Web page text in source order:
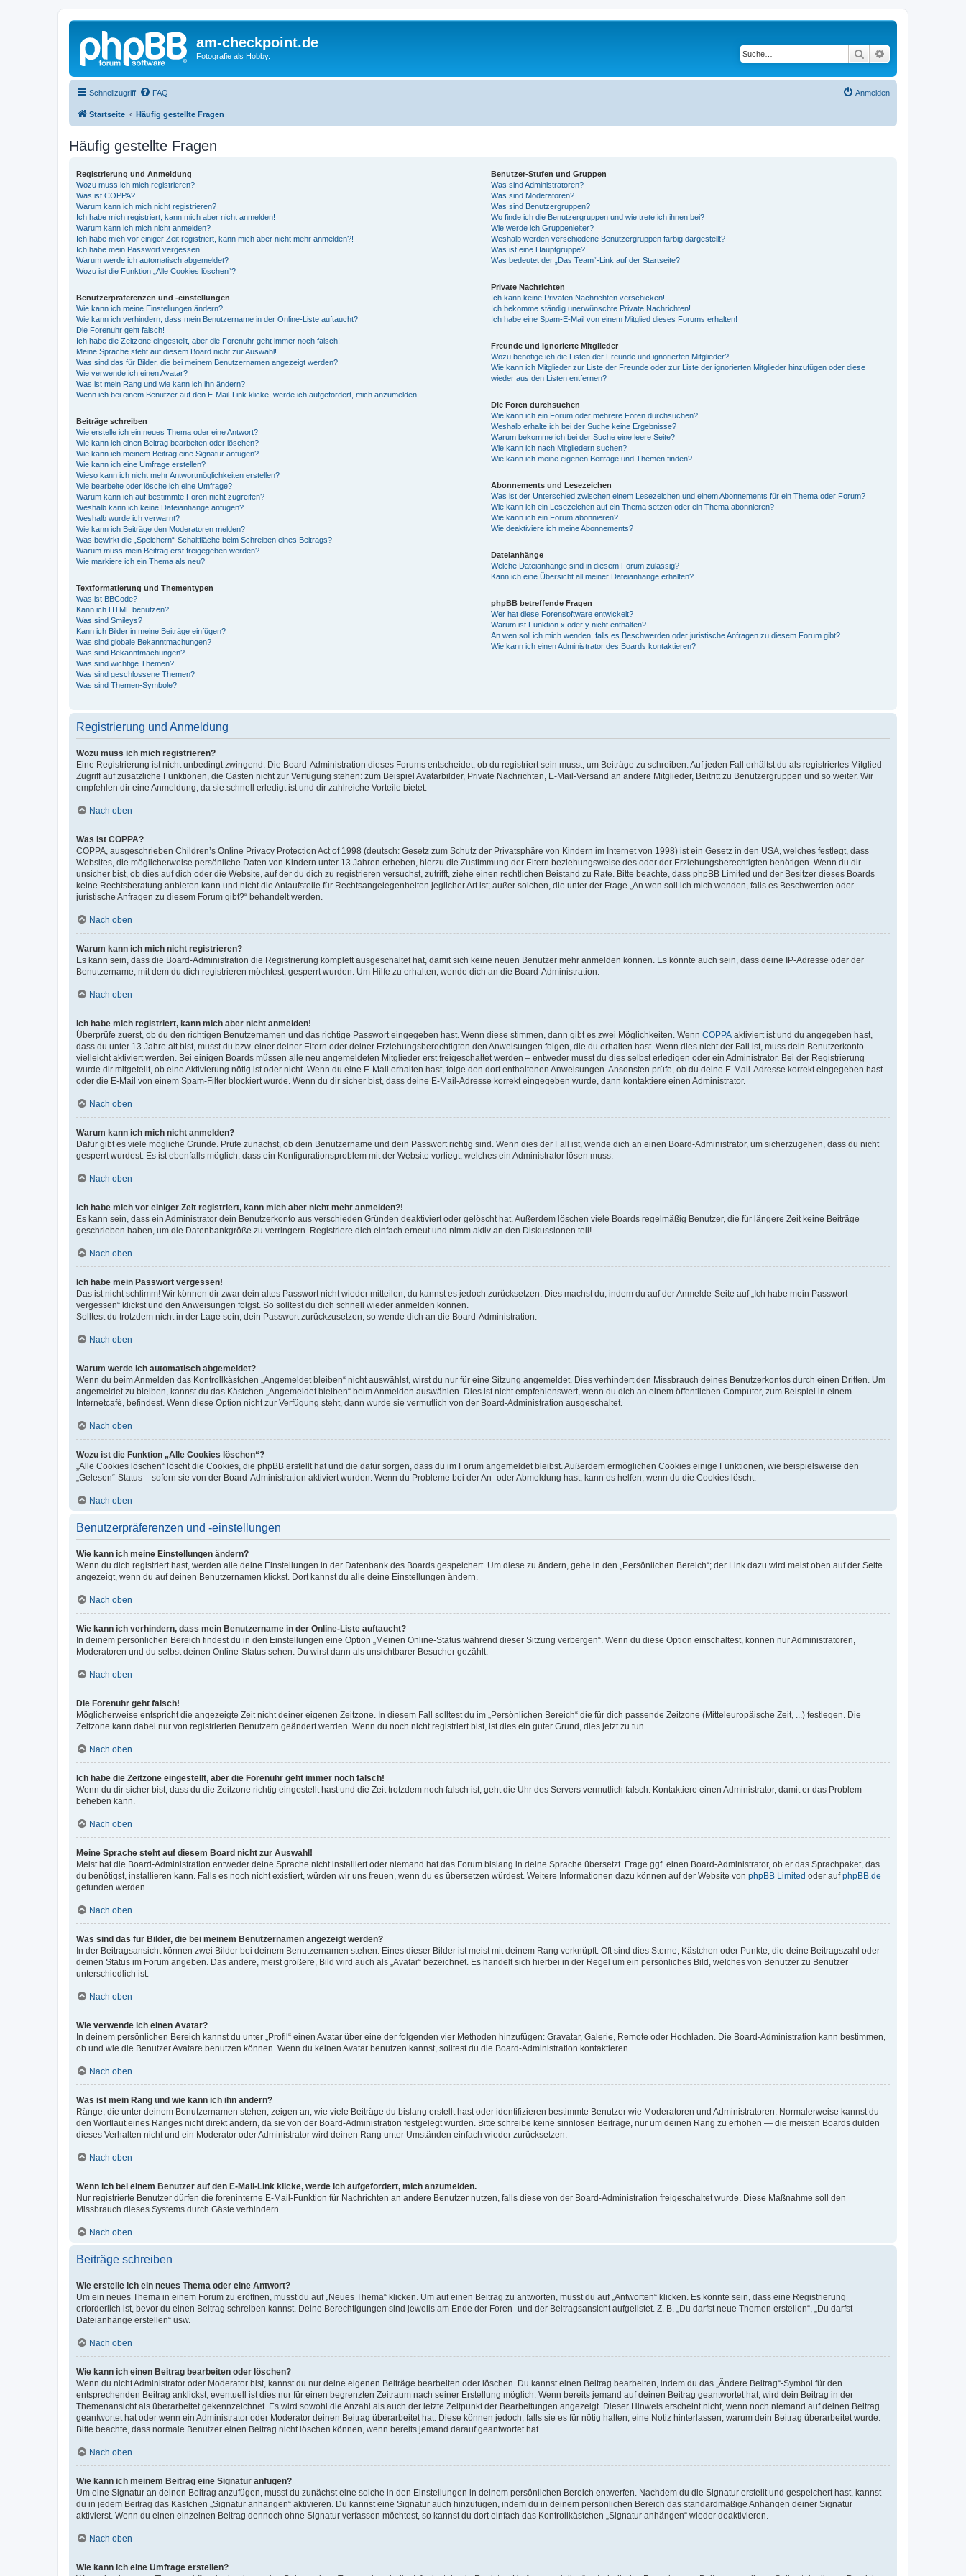
am-checkpoint.de
Fotografie als Hobby. Suche
Schnellzugriff FAQ Anmelden
Startseite Häufig gestellte Fragen
Häufig gestellte Fragen
Registrierung und Anmeldung
Wozu muss ich mich registrieren?
Was ist COPPA?
Warum kann ich mich nicht registrieren?
Ich habe mich registriert, kann mich aber nicht anmelden!
Warum kann ich mich nicht anmelden?
Ich habe mich vor einiger Zeit registriert, kann mich aber nicht mehr anmelden?!
Ich habe mein Passwort vergessen!
Warum werde ich automatisch abgemeldet?
Wozu ist die Funktion „Alle Cookies löschen“?
Benutzerpräferenzen und -einstellungen
Wie kann ich meine Einstellungen ändern?
Wie kann ich verhindern, dass mein Benutzername in der Online-Liste auftaucht?
Die Forenuhr geht falsch!
Ich habe die Zeitzone eingestellt, aber die Forenuhr geht immer noch falsch!
Meine Sprache steht auf diesem Board nicht zur Auswahl!
Was sind das für Bilder, die bei meinem Benutzernamen angezeigt werden?
Wie verwende ich einen Avatar?
Was ist mein Rang und wie kann ich ihn ändern?
Wenn ich bei einem Benutzer auf den E-Mail-Link klicke, werde ich aufgefordert, mich anzumelden.
Beiträge schreiben
Wie erstelle ich ein neues Thema oder eine Antwort?
Wie kann ich einen Beitrag bearbeiten oder löschen?
Wie kann ich meinem Beitrag eine Signatur anfügen?
Wie kann ich eine Umfrage erstellen?
Wieso kann ich nicht mehr Antwortmöglichkeiten erstellen?
Wie bearbeite oder lösche ich eine Umfrage?
Warum kann ich auf bestimmte Foren nicht zugreifen?
Weshalb kann ich keine Dateianhänge anfügen?
Weshalb wurde ich verwarnt?
Wie kann ich Beiträge den Moderatoren melden?
Was bewirkt die „Speichern“-Schaltfläche beim Schreiben eines Beitrags?
Warum muss mein Beitrag erst freigegeben werden?
Wie markiere ich ein Thema als neu?
Textformatierung und Thementypen
Was ist BBCode?
Kann ich HTML benutzen?
Was sind Smileys?
Kann ich Bilder in meine Beiträge einfügen?
Was sind globale Bekanntmachungen?
Was sind Bekanntmachungen?
Was sind wichtige Themen?
Was sind geschlossene Themen?
Was sind Themen-Symbole?
Benutzer-Stufen und Gruppen
Was sind Administratoren?
Was sind Moderatoren?
Was sind Benutzergruppen?
Wo finde ich die Benutzergruppen und wie trete ich ihnen bei?
Wie werde ich Gruppenleiter?
Weshalb werden verschiedene Benutzergruppen farbig dargestellt?
Was ist eine Hauptgruppe?
Was bedeutet der „Das Team“-Link auf der Startseite?
Private Nachrichten
Ich kann keine Privaten Nachrichten verschicken!
Ich bekomme ständig unerwünschte Private Nachrichten!
Ich habe eine Spam-E-Mail von einem Mitglied dieses Forums erhalten!
Freunde und ignorierte Mitglieder
Wozu benötige ich die Listen der Freunde und ignorierten Mitglieder?
Wie kann ich Mitglieder zur Liste der Freunde oder zur Liste der ignorierten Mitglieder hinzufügen oder diese
wieder aus den Listen entfernen?
Die Foren durchsuchen
Wie kann ich ein Forum oder mehrere Foren durchsuchen?
Weshalb erhalte ich bei der Suche keine Ergebnisse?
Warum bekomme ich bei der Suche eine leere Seite?
Wie kann ich nach Mitgliedern suchen?
Wie kann ich meine eigenen Beiträge und Themen finden?
Abonnements und Lesezeichen
Was ist der Unterschied zwischen einem Lesezeichen und einem Abonnements für ein Thema oder Forum?
Wie kann ich ein Lesezeichen auf ein Thema setzen oder ein Thema abonnieren?
Wie kann ich ein Forum abonnieren?
Wie deaktiviere ich meine Abonnements?
Dateianhänge
Welche Dateianhänge sind in diesem Forum zulässig?
Kann ich eine Übersicht all meiner Dateianhänge erhalten?
phpBB betreffende Fragen
Wer hat diese Forensoftware entwickelt?
Warum ist Funktion x oder y nicht enthalten?
An wen soll ich mich wenden, falls es Beschwerden oder juristische Anfragen zu diesem Forum gibt?
Wie kann ich einen Administrator des Boards kontaktieren?
Registrierung und Anmeldung
Wozu muss ich mich registrieren?
Eine Registrierung ist nicht unbedingt zwingend. Die Board-Administration dieses Forums entscheidet, ob du registriert sein musst, um Beiträge zu schreiben. Auf jeden Fall erhältst du als registriertes Mitglied
Zugriff auf zusätzliche Funktionen, die Gästen nicht zur Verfügung stehen: zum Beispiel Avatarbilder, Private Nachrichten, E-Mail-Versand an andere Mitglieder, Beitritt zu Benutzergruppen und so weiter. Wir
empfehlen dir eine Anmeldung, da sie schnell erledigt ist und dir zahlreiche Vorteile bietet.
Nach oben
Was ist COPPA?
COPPA, ausgeschrieben Children’s Online Privacy Protection Act of 1998 (deutsch: Gesetz zum Schutz der Privatsphäre von Kindern im Internet von 1998) ist ein Gesetz in den USA, welches festlegt, dass
Websites, die möglicherweise persönliche Daten von Kindern unter 13 Jahren erheben, hierzu die Zustimmung der Eltern beziehungsweise des oder der Erziehungsberechtigten benötigen. Wenn du dir
unsicher bist, ob dies auf dich oder die Website, auf der du dich zu registrieren versuchst, zutrifft, ziehe einen rechtlichen Beistand zu Rate. Bitte beachte, dass phpBB Limited und der Besitzer dieses Boards
keine Rechtsberatung anbieten kann und nicht die Anlaufstelle für Rechtsangelegenheiten jeglicher Art ist; außer solchen, die unter der Frage „An wen soll ich mich wenden, falls es Beschwerden oder
juristische Anfragen zu diesem Forum gibt?“ behandelt werden.
Nach oben
Warum kann ich mich nicht registrieren?
Es kann sein, dass die Board-Administration die Registrierung komplett ausgeschaltet hat, damit sich keine neuen Benutzer mehr anmelden können. Es könnte auch sein, dass deine IP-Adresse oder der
Benutzername, mit dem du dich registrieren möchtest, gesperrt wurden. Um Hilfe zu erhalten, wende dich an die Board-Administration.
Nach oben
Ich habe mich registriert, kann mich aber nicht anmelden!
Überprüfe zuerst, ob du den richtigen Benutzernamen und das richtige Passwort eingegeben hast. Wenn diese stimmen, dann gibt es zwei Möglichkeiten. Wenn COPPA aktiviert ist und du angegeben hast,
dass du unter 13 Jahre alt bist, musst du bzw. einer deiner Eltern oder deiner Erziehungsberechtigten den Anweisungen folgen, die du erhalten hast. Wenn dies nicht der Fall ist, muss dein Benutzerkonto
vielleicht aktiviert werden. Bei einigen Boards müssen alle neu angemeldeten Mitglieder erst freigeschaltet werden – entweder musst du dies selbst erledigen oder ein Administrator. Bei der Registrierung
wurde dir mitgeteilt, ob eine Aktivierung nötig ist oder nicht. Wenn du eine E-Mail erhalten hast, folge den dort enthaltenen Anweisungen. Ansonsten prüfe, ob du deine E-Mail-Adresse korrekt eingegeben hast
oder die E-Mail von einem Spam-Filter blockiert wurde. Wenn du dir sicher bist, dass deine E-Mail-Adresse korrekt eingegeben wurde, dann kontaktiere einen Administrator.
Nach oben
Warum kann ich mich nicht anmelden?
Dafür gibt es viele mögliche Gründe. Prüfe zunächst, ob dein Benutzername und dein Passwort richtig sind. Wenn dies der Fall ist, wende dich an einen Board-Administrator, um sicherzugehen, dass du nicht
gesperrt wurdest. Es ist ebenfalls möglich, dass ein Konfigurationsproblem mit der Website vorliegt, welches ein Administrator lösen muss.
Nach oben
Ich habe mich vor einiger Zeit registriert, kann mich aber nicht mehr anmelden?!
Es kann sein, dass ein Administrator dein Benutzerkonto aus verschieden Gründen deaktiviert oder gelöscht hat. Außerdem löschen viele Boards regelmäßig Benutzer, die für längere Zeit keine Beiträge
geschrieben haben, um die Datenbankgröße zu verringern. Registriere dich einfach erneut und nimm aktiv an den Diskussionen teil!
Nach oben
Ich habe mein Passwort vergessen!
Das ist nicht schlimm! Wir können dir zwar dein altes Passwort nicht wieder mitteilen, du kannst es jedoch zurücksetzen. Dies machst du, indem du auf der Anmelde-Seite auf „Ich habe mein Passwort
vergessen“ klickst und den Anweisungen folgst. So solltest du dich schnell wieder anmelden können.
Solltest du trotzdem nicht in der Lage sein, dein Passwort zurückzusetzen, so wende dich an die Board-Administration.
Nach oben
Warum werde ich automatisch abgemeldet?
Wenn du beim Anmelden das Kontrollkästchen „Angemeldet bleiben“ nicht auswählst, wirst du nur für eine Sitzung angemeldet. Dies verhindert den Missbrauch deines Benutzerkontos durch einen Dritten. Um
angemeldet zu bleiben, kannst du das Kästchen „Angemeldet bleiben“ beim Anmelden auswählen. Dies ist nicht empfehlenswert, wenn du dich an einem öffentlichen Computer, zum Beispiel in einem
Internetcafé, befindest. Wenn diese Option nicht zur Verfügung steht, dann wurde sie vermutlich von der Board-Administration ausgeschaltet.
Nach oben
Wozu ist die Funktion „Alle Cookies löschen“?
„Alle Cookies löschen“ löscht die Cookies, die phpBB erstellt hat und die dafür sorgen, dass du im Forum angemeldet bleibst. Außerdem ermöglichen Cookies einige Funktionen, wie beispielsweise den
„Gelesen“-Status – sofern sie von der Board-Administration aktiviert wurden. Wenn du Probleme bei der An- oder Abmeldung hast, kann es helfen, wenn du die Cookies löscht.
Nach oben
Benutzerpräferenzen und -einstellungen
Wie kann ich meine Einstellungen ändern?
Wenn du dich registriert hast, werden alle deine Einstellungen in der Datenbank des Boards gespeichert. Um diese zu ändern, gehe in den „Persönlichen Bereich“; der Link dazu wird meist oben auf der Seite
angezeigt, wenn du auf deinen Benutzernamen klickst. Dort kannst du alle deine Einstellungen ändern.
Nach oben
Wie kann ich verhindern, dass mein Benutzername in der Online-Liste auftaucht?
In deinem persönlichen Bereich findest du in den Einstellungen eine Option „Meinen Online-Status während dieser Sitzung verbergen“. Wenn du diese Option einschaltest, können nur Administratoren,
Moderatoren und du selbst deinen Online-Status sehen. Du wirst dann als unsichtbarer Besucher gezählt.
Nach oben
Die Forenuhr geht falsch!
Möglicherweise entspricht die angezeigte Zeit nicht deiner eigenen Zeitzone. In diesem Fall solltest du im „Persönlichen Bereich“ die für dich passende Zeitzone (Mitteleuropäische Zeit, ...) festlegen. Die
Zeitzone kann dabei nur von registrierten Benutzern geändert werden. Wenn du noch nicht registriert bist, ist dies ein guter Grund, dies jetzt zu tun.
Nach oben
Ich habe die Zeitzone eingestellt, aber die Forenuhr geht immer noch falsch!
Wenn du dir sicher bist, dass du die Zeitzone richtig eingestellt hast und die Zeit trotzdem noch falsch ist, geht die Uhr des Servers vermutlich falsch. Kontaktiere einen Administrator, damit er das Problem
beheben kann.
Nach oben
Meine Sprache steht auf diesem Board nicht zur Auswahl!
Meist hat die Board-Administration entweder deine Sprache nicht installiert oder niemand hat das Forum bislang in deine Sprache übersetzt. Frage ggf. einen Board-Administrator, ob er das Sprachpaket, das
du benötigst, installieren kann. Falls es noch nicht existiert, würden wir uns freuen, wenn du es übersetzen würdest. Weitere Informationen dazu können auf der Website von phpBB Limited oder aufphpBB.de
gefunden werden.
Nach oben
Was sind das für Bilder, die bei meinem Benutzernamen angezeigt werden?
In der Beitragsansicht können zwei Bilder bei deinem Benutzernamen stehen. Eines dieser Bilder ist meist mit deinem Rang verknüpft: Oft sind dies Sterne, Kästchen oder Punkte, die deine Beitragszahl oder
deinen Status im Forum angeben. Das andere, meist größere, Bild wird auch als „Avatar“ bezeichnet. Es handelt sich hierbei in der Regel um ein persönliches Bild, welches von Benutzer zu Benutzer
unterschiedlich ist.
Nach oben
Wie verwende ich einen Avatar?
In deinem persönlichen Bereich kannst du unter „Profil“ einen Avatar über eine der folgenden vier Methoden hinzufügen: Gravatar, Galerie, Remote oder Hochladen. Die Board-Administration kann bestimmen,
ob und wie die Benutzer Avatare benutzen können. Wenn du keinen Avatar benutzen kannst, solltest du die Board-Administration kontaktieren.
Nach oben
Was ist mein Rang und wie kann ich ihn ändern?
Ränge, die unter deinem Benutzernamen stehen, zeigen an, wie viele Beiträge du bislang erstellt hast oder identifizieren bestimmte Benutzer wie Moderatoren und Administratoren. Normalerweise kannst du
den Wortlaut eines Ranges nicht direkt ändern, da sie von der Board-Administration festgelegt wurden. Bitte schreibe keine sinnlosen Beiträge, nur um deinen Rang zu erhöhen — die meisten Boards dulden
dieses Verhalten nicht und ein Moderator oder Administrator wird deinen Rang unter Umständen einfach wieder zurücksetzen.
Nach oben
Wenn ich bei einem Benutzer auf den E-Mail-Link klicke, werde ich aufgefordert, mich anzumelden.
Nur registrierte Benutzer dürfen die foreninterne E-Mail-Funktion für Nachrichten an andere Benutzer nutzen, falls diese von der Board-Administration freigeschaltet wurde. Diese Maßnahme soll den
Missbrauch dieses Systems durch Gäste verhindern.
Nach oben
Beiträge schreiben
Wie erstelle ich ein neues Thema oder eine Antwort?
Um ein neues Thema in einem Forum zu eröffnen, musst du auf „Neues Thema“ klicken. Um auf einen Beitrag zu antworten, musst du auf „Antworten“ klicken. Es könnte sein, dass eine Registrierung
erforderlich ist, bevor du einen Beitrag schreiben kannst. Deine Berechtigungen sind jeweils am Ende der Foren- und der Beitragsansicht aufgelistet. Z. B. „Du darfst neue Themen erstellen“, „Du darfst
Dateianhänge erstellen“ usw.
Nach oben
Wie kann ich einen Beitrag bearbeiten oder löschen?
Wenn du nicht Administrator oder Moderator bist, kannst du nur deine eigenen Beiträge bearbeiten oder löschen. Du kannst einen Beitrag bearbeiten, indem du das „Ändere Beitrag“-Symbol für den
entsprechenden Beitrag anklickst; eventuell ist dies nur für einen begrenzten Zeitraum nach seiner Erstellung möglich. Wenn bereits jemand auf deinen Beitrag geantwortet hat, wird dein Beitrag in der
Themenansicht als überarbeitet gekennzeichnet. Es wird sowohl die Anzahl als auch der letzte Zeitpunkt der Bearbeitungen angezeigt. Dieser Hinweis erscheint nicht, wenn noch niemand auf deinen Beitrag
geantwortet hat oder wenn ein Administrator oder Moderator deinen Beitrag überarbeitet hat. Diese können jedoch, falls sie es für nötig halten, eine Notiz hinterlassen, warum dein Beitrag überarbeitet wurde.
Bitte beachte, dass normale Benutzer einen Beitrag nicht löschen können, wenn bereits jemand darauf geantwortet hat.
Nach oben
Wie kann ich meinem Beitrag eine Signatur anfügen?
Um eine Signatur an deinen Beitrag anzufügen, musst du zunächst eine solche in den Einstellungen in deinem persönlichen Bereich entwerfen. Nachdem du die Signatur erstellt und gespeichert hast, kannst
du in jedem Beitrag das Kästchen „Signatur anhängen“ aktivieren. Du kannst eine Signatur auch hinzufügen, indem du in deinem persönlichen Bereich das standardmäßige Anhängen deiner Signatur
aktivierst. Wenn du einen einzelnen Beitrag dennoch ohne Signatur verfassen möchtest, so kannst du dort einfach das Kontrollkästchen „Signatur anhängen“ wieder deaktivieren.
Nach oben
Wie kann ich eine Umfrage erstellen?